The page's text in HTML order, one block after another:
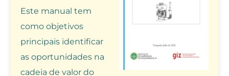
Este manual tem
como objetivos
principais identificar
as oportunidades na
cadeia de valor do